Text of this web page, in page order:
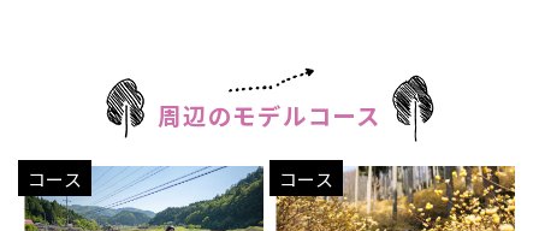
周辺のモデルコース
コース コース